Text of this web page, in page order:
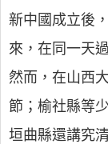
新中國成立後
來，在同一天
然而，在山西
節；榆社縣等
垣曲縣還講究